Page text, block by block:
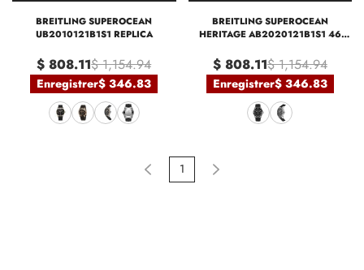
BREITLING SUPEROCEAN
UB2010121B1S1 REPLICA
$ 808.11$ 1,154.94
Enregistrer$ 346.83
BREITLING SUPEROCEAN
HERITAGE AB2020121B1S1 46
$ 808.11$ 1,154.94
Enregistrer$ 346.83
1